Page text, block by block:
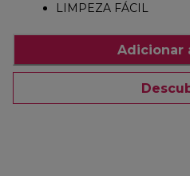
LIMPEZA FÁCIL
Adicionar